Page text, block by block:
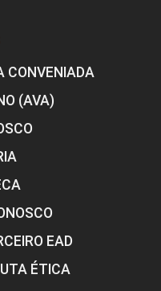
CONVENIADA
(AVA)
EAD
ÉTICA